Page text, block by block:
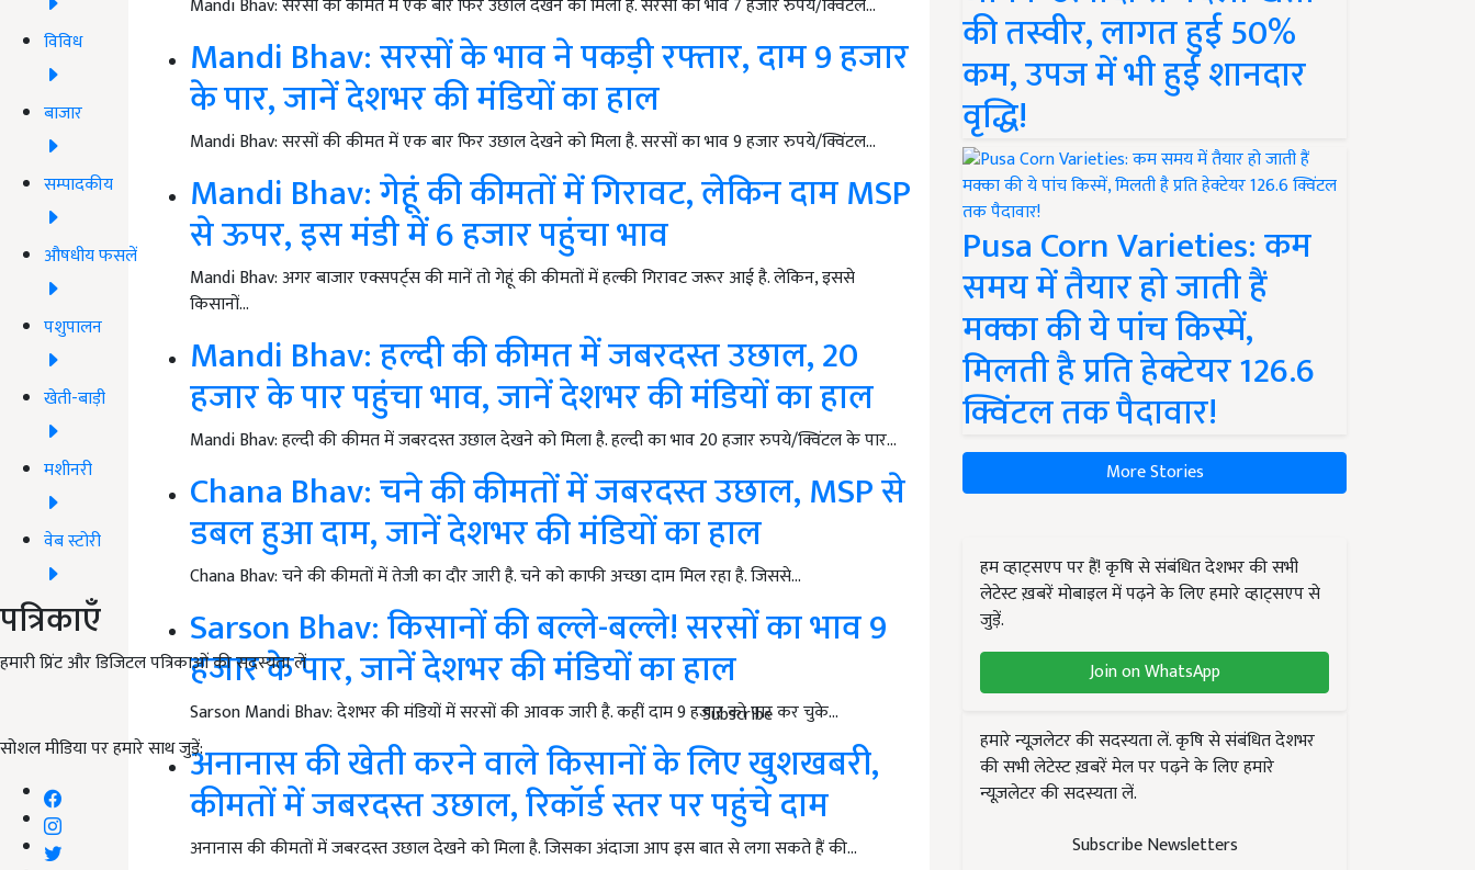
विविध
बाजार
सम्पादकीय
औषधीय फसलें
पशुपालन
खेती-बाड़ी
मशीनरी
वेब स्टोरी
पत्रिकाएँ
हमारी प्रिंट और डिजिटल पत्रिकाओं की सदस्यता लें
Subscribe
सोशल मीडिया पर हमारे साथ जुड़ें:
Mandi Bhav: सरसों की कीमत में एक बार फिर उछाल देखने को मिला है. सरसों का भाव 7 हजार रुपये/क्विंटल…
Mandi Bhav: सरसों के भाव ने पकड़ी रफ्तार, दाम 9 हजार
के पार, जानें देशभर की मंडियों का हाल
Mandi Bhav: सरसों की कीमत में एक बार फिर उछाल देखने को मिला है. सरसों का भाव 9 हजार रुपये/क्विंटल…
Mandi Bhav: गेहूं की कीमतों में गिरावट, लेकिन दाम MSP
से ऊपर, इस मंडी में 6 हजार पहुंचा भाव
Mandi Bhav: अगर बाजार एक्सपर्ट्स की मानें तो गेहूं की कीमतों में हल्की गिरावट जरूर आई है. लेकिन, इससे
किसानों…
Mandi Bhav: हल्दी की कीमत में जबरदस्त उछाल, 20
हजार के पार पहुंचा भाव, जानें देशभर की मंडियों का हाल
Mandi Bhav: हल्दी की कीमत में जबरदस्त उछाल देखने को मिला है. हल्दी का भाव 20 हजार रुपये/क्विंटल के पार…
Chana Bhav: चने की कीमतों में जबरदस्त उछाल, MSP से
डबल हुआ दाम, जानें देशभर की मंडियों का हाल
Chana Bhav: चने की कीमतों में तेजी का दौर जारी है. चने को काफी अच्छा दाम मिल रहा है. जिससे…
Sarson Bhav: किसानों की बल्ले-बल्ले! सरसों का भाव 9
हजार के पार, जानें देशभर की मंडियों का हाल
Sarson Mandi Bhav: देशभर की मंडियों में सरसों की आवक जारी है. कहीं दाम 9 हजार को पार कर चुके…
अनानास की खेती करने वाले किसानों के लिए खुशखबरी,
कीमतों में जबरदस्त उछाल, रिकॉर्ड स्तर पर पहुंचे दाम
अनानास की कीमतों में जबरदस्त उछाल देखने को मिला है. जिसका अंदाजा आप इस बात से लगा सकते हैं की…
की तस्वीर, लागत हुई 50%
कम, उपज में भी हुई शानदार
वृद्धि!
Pusa Corn Varieties: कम
समय में तैयार हो जाती हैं
मक्का की ये पांच किस्में,
मिलती है प्रति हेक्टेयर 126.6
क्विंटल तक पैदावार!
More Stories
हम व्हाट्सएप पर हैं! कृषि से संबंधित देशभर की सभी
लेटेस्ट ख़बरें मोबाइल में पढ़ने के लिए हमारे व्हाट्सएप से
जुड़ें.
Join on WhatsApp
हमारे न्यूज़लेटर की सदस्यता लें. कृषि से संबंधित देशभर
की सभी लेटेस्ट ख़बरें मेल पर पढ़ने के लिए हमारे
न्यूज़लेटर की सदस्यता लें.
Subscribe Newsletters